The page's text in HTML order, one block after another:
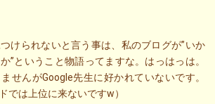
つけられないと言う事は、私のブログが”いか
”ということ物語ってますな。はっはっは。
せんがGoogle先生に好かれていないです。
では上位に来ないですw）